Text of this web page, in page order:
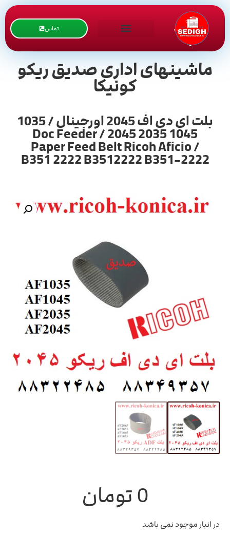
تماس
ماشینهای اداری صدیق ریکو
کونیکا
بلت ای دی اف 2045 اورجینال / 1035
1045 2035 2045 / Doc Feeder
Paper Feed Belt Ricoh Aficio /
B351 2222 B3512222 B351-2222
0تومان
در انبار موجود نمی باشد